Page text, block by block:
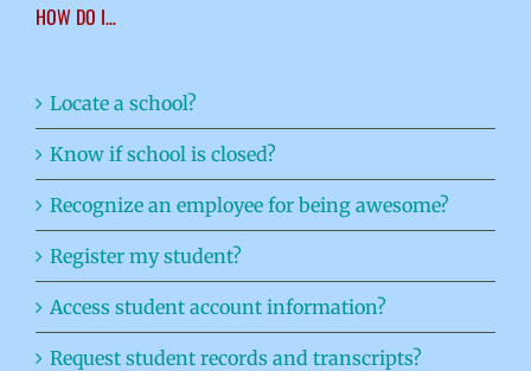
HOW DO I…
Locate a school?
Know if school is closed?
Recognize an employee for being awesome?
Register my student?
Access student account information?
Request student records and transcripts?